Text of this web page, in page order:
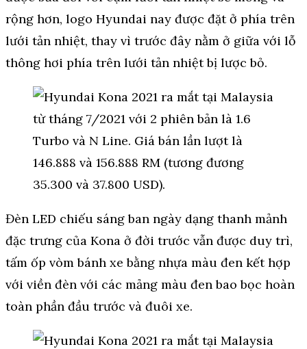
rộng hơn, logo Hyundai nay được đặt ở phía trên
lưới tản nhiệt, thay vì trước đây nằm ở giữa với lỗ
thông hơi phía trên lưới tản nhiệt bị lược bỏ.
Đèn LED chiếu sáng ban ngày dạng thanh mảnh
đặc trưng của Kona ở đời trước vẫn được duy trì,
tấm ốp vòm bánh xe bằng nhựa màu đen kết hợp
với viền đèn với các mảng màu đen bao bọc hoàn
toàn phần đầu trước và đuôi xe.